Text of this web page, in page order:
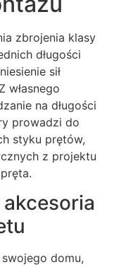
zbrojenia klasy
długości
sił
własnego
na długości
prowadzi do
styku prętów,
z projektu
domu,